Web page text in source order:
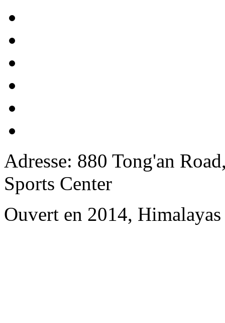
Adresse: 880 Tong'an
Sports Center
Ouvert en 2014,